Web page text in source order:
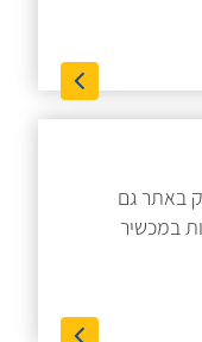
באתר גם
במכשיר